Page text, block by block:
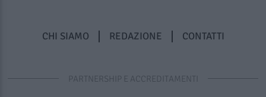
CHI SIAMO REDAZIONE CONTATTI
PARTNERSHIP E ACCREDITAMENTI